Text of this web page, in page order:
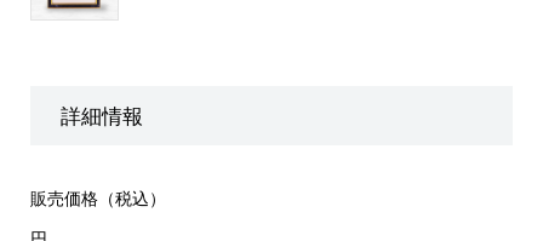
詳細情報
販売価格（税込）